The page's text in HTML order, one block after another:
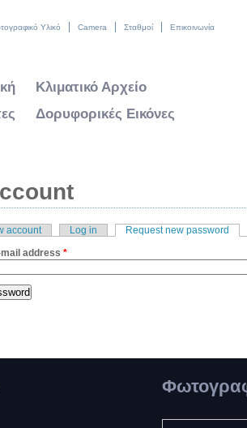
Υλικό Camera Σταθμοί Επικοινωνία
Κλιματικό Αρχείο
Δορυφορικές Εικόνες
account Log in Request new password
address *